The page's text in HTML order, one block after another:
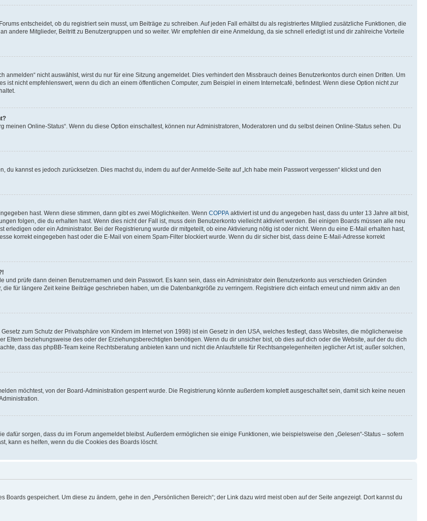
entscheidet, ob du registriert sein musst, um Beiträge zu schreiben. Auf jeden Fall erhältst du als registriertes Mitglied zusätzliche Funktionen, die
andere Mitglieder, Beitritt zu Benutzergruppen und so weiter. Wir empfehlen dir eine Anmeldung, da sie schnell erledigt ist und dir zahlreiche Vorteile
anmelden“ nicht auswählst, wirst du nur für eine Sitzung angemeldet. Dies verhindert den Missbrauch deines Benutzerkontos durch einen Dritten. Um
nicht empfehlenswert, wenn du dich an einem öffentlichen Computer, zum Beispiel in einem Internetcafé, befindest. Wenn diese Option nicht zur
Online-Status“. Wenn du diese Option einschaltest, können nur Administratoren, Moderatoren und du selbst deinen Online-Status sehen. Du
kannst es jedoch zurücksetzen. Dies machst du, indem du auf der Anmelde-Seite auf „Ich habe mein Passwort vergessen“ klickst und den
hast. Wenn diese stimmen, dann gibt es zwei Möglichkeiten. Wenn COPPA aktiviert ist und du angegeben hast, dass du unter 13 Jahre alt bist,
folgen, die du erhalten hast. Wenn dies nicht der Fall ist, muss dein Benutzerkonto vielleicht aktiviert werden. Bei einigen Boards müssen alle neu
oder ein Administrator. Bei der Registrierung wurde dir mitgeteilt, ob eine Aktivierung nötig ist oder nicht. Wenn du eine E-Mail erhalten hast,
korrekt eingegeben hast oder die E-Mail von einem Spam-Filter blockiert wurde. Wenn du dir sicher bist, dass deine E-Mail-Adresse korrekt
prüfe dann deinen Benutzernamen und dein Passwort. Es kann sein, dass ein Administrator dein Benutzerkonto aus verschieden Gründen
für längere Zeit keine Beiträge geschrieben haben, um die Datenbankgröße zu verringern. Registriere dich einfach erneut und nimm aktiv an den
zum Schutz der Privatsphäre von Kindern im Internet von 1998) ist ein Gesetz in den USA, welches festlegt, dass Websites, die möglicherweise
Eltern beziehungsweise des oder der Erziehungsberechtigten benötigen. Wenn du dir unsicher bist, ob dies auf dich oder die Website, auf der du dich
dass das phpBB-Team keine Rechtsberatung anbieten kann und nicht die Anlaufstelle für Rechtsangelegenheiten jeglicher Art ist; außer solchen,
möchtest, von der Board-Administration gesperrt wurde. Die Registrierung könnte außerdem komplett ausgeschaltet sein, damit sich keine neuen
dafür sorgen, dass du im Forum angemeldet bleibst. Außerdem ermöglichen sie einige Funktionen, wie beispielsweise den „Gelesen“-Status – sofern
kann es helfen, wenn du die Cookies des Boards löscht.
gespeichert. Um diese zu ändern, gehe in den „Persönlichen Bereich“; der Link dazu wird meist oben auf der Seite angezeigt. Dort kannst du